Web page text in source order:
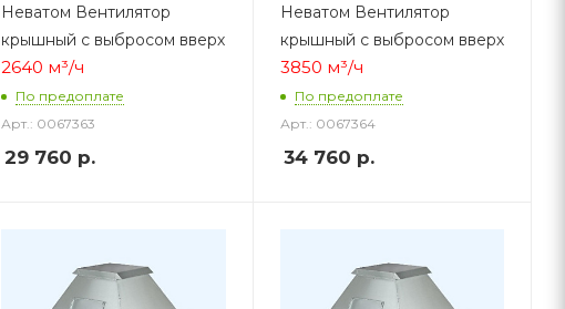
Неватом Вентилятор
крышный с выбросом вверх
2640 м³/ч
По предоплате
Арт.: 0067363
29 760 р.
Неватом Вентилятор
крышный с выбросом вверх
3850 м³/ч
По предоплате
Арт.: 0067364
34 760 р.